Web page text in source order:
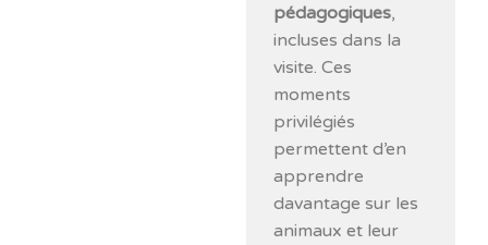
pédagogiques,
incluses dans la
visite. Ces
moments
privilégiés
permettent d’en
apprendre
davantage sur les
animaux et leur